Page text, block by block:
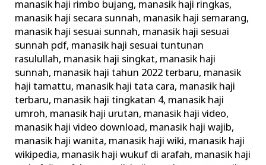
manasik haji rimbo bujang, manasik haji ringkas,
manasik haji secara sunnah, manasik haji semarang,
manasik haji sesuai sunnah, manasik haji sesuai
sunnah pdf, manasik haji sesuai tuntunan
rasulullah, manasik haji singkat, manasik haji
sunnah, manasik haji tahun 2022 terbaru, manasik
haji tamattu, manasik haji tata cara, manasik haji
terbaru, manasik haji tingkatan 4, manasik haji
umroh, manasik haji urutan, manasik haji video,
manasik haji video download, manasik haji wajib,
manasik haji wanita, manasik haji wiki, manasik haji
wikipedia, manasik haji wukuf di arafah, manasik haji